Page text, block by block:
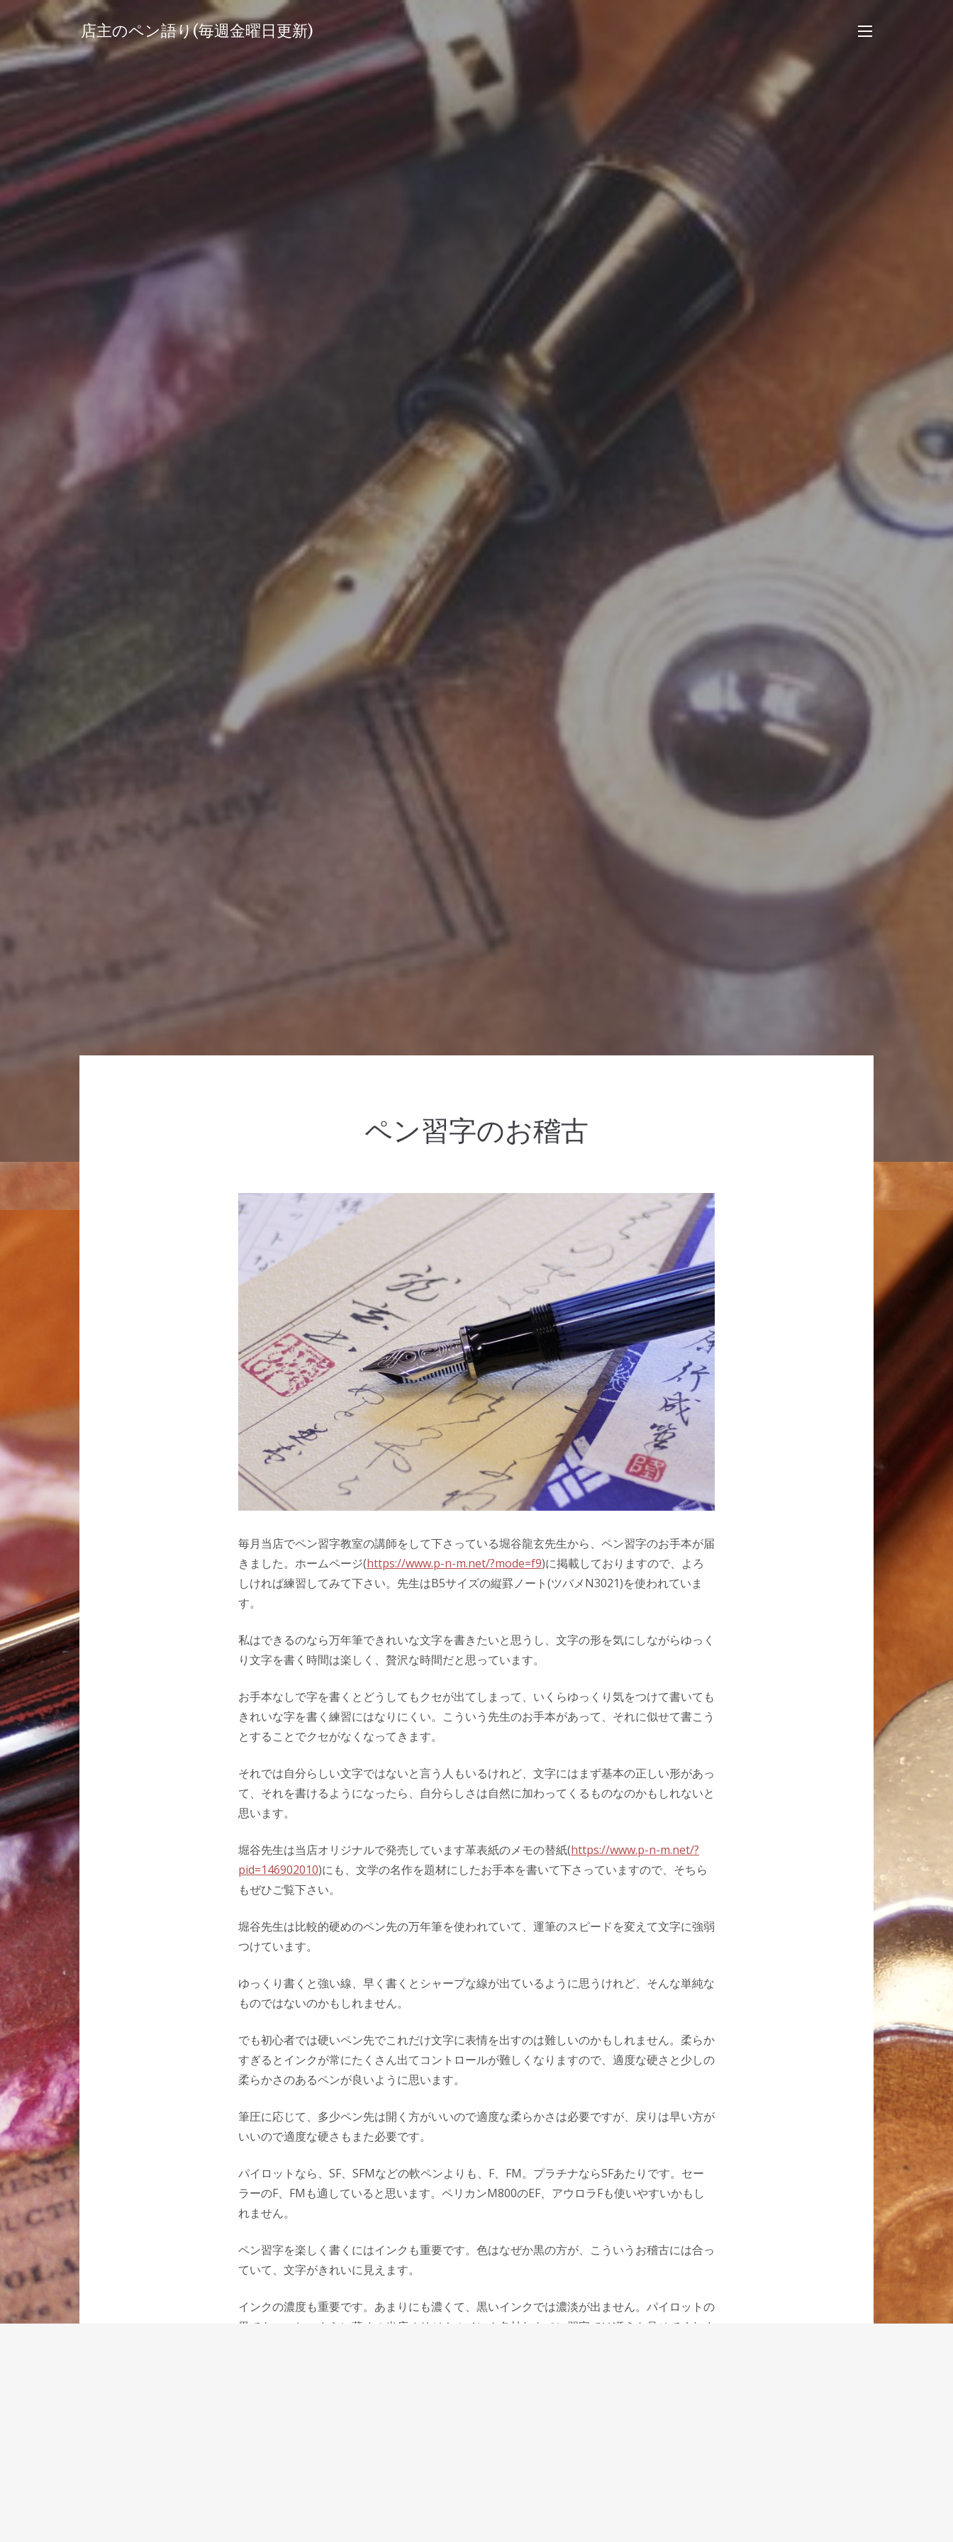
テ
ン
ッ
プ
店主のペン語り(毎週金曜日更新)
ペン習字のお稽古
毎月当店でペン習字教室の講師をして下さっている堀谷龍玄先生から、ペン習字のお手本が届
きました。ホームページ(https://www.p-n-m.net/?mode=f9)に掲載しておりますので、よろ
しければ練習してみて下さい。先生はB5サイズの縦罫ノート(ツバメN3021)を使われていま
す。
私はできるのなら万年筆できれいな文字を書きたいと思うし、文字の形を気にしながらゆっく
り文字を書く時間は楽しく、贅沢な時間だと思っています。
お手本なしで字を書くとどうしてもクセが出てしまって、いくらゆっくり気をつけて書いても
きれいな字を書く練習にはなりにくい。こういう先生のお手本があって、それに似せて書こう
とすることでクセがなくなってきます。
それでは自分らしい文字ではないと言う人もいるけれど、文字にはまず基本の正しい形があっ
て、それを書けるようになったら、自分らしさは自然に加わってくるものなのかもしれないと
思います。
堀谷先生は当店オリジナルで発売しています革表紙のメモの替紙(https://www.p-n-m.net/?
pid=146902010)にも、文学の名作を題材にしたお手本を書いて下さっていますので、そちら
もぜひご覧下さい。
堀谷先生は比較的硬めのペン先の万年筆を使われていて、運筆のスピードを変えて文字に強弱
つけています。
ゆっくり書くと強い線、早く書くとシャープな線が出ているように思うけれど、そんな単純な
ものではないのかもしれません。
でも初心者では硬いペン先でこれだけ文字に表情を出すのは難しいのかもしれません。柔らか
すぎるとインクが常にたくさん出てコントロールが難しくなりますので、適度な硬さと少しの
柔らかさのあるペンが良いように思います。
筆圧に応じて、多少ペン先は開く方がいいので適度な柔らかさは必要ですが、戻りは早い方が
いいので適度な硬さもまた必要です。
パイロットなら、SF、SFMなどの軟ペンよりも、F、FM。プラチナならSFあたりです。セー
ラーのF、FMも適していると思います。ペリカンM800のEF、アウロラFも使いやすいかもし
れません。
ペン習字を楽しく書くにはインクも重要です。色はなぜか黒の方が、こういうお稽古には合っ
ていて、文字がきれいに見えます。
インクの濃度も重要です。あまりにも濃くて、黒いインクでは濃淡が出ません。パイロットの
黒でもいいし、さらに薄めの当店オリジナルインク冬枯れもペン習字では冴えを見せてくれま